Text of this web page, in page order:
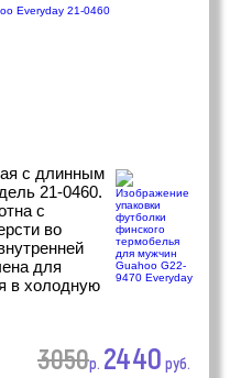
с длинным
21-0460.
с
во
для
в холодную
3050р. 2440 руб.